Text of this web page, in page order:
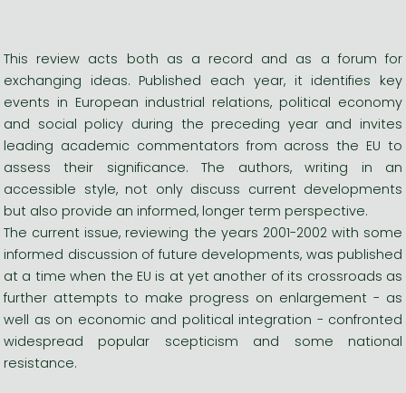
This review acts both as a record and as a forum for
exchanging ideas. Published each year, it identifies key
events in European industrial relations, political economy
and social policy during the preceding year and invites
leading academic commentators from across the EU to
assess their significance. The authors, writing in an
accessible style, not only discuss current developments
but also provide an informed, longer term perspective.
The current issue, reviewing the years 2001-2002 with some
informed discussion of future developments, was published
at a time when the EU is at yet another of its crossroads as
further attempts to make progress on enlargement - as
well as on economic and political integration - confronted
widespread popular scepticism and some national
resistance.